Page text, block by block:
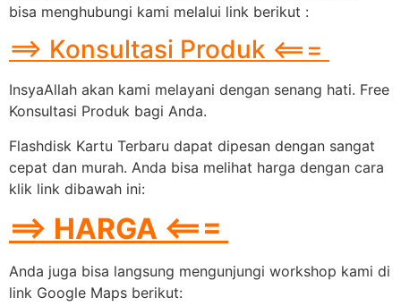
bisa menghubungi kami melalui link berikut :
==> Konsultasi Produk <===
InsyaAllah akan kami melayani dengan senang hati. Free
Konsultasi Produk bagi Anda.
Flashdisk Kartu Terbaru dapat dipesan dengan sangat
cepat dan murah. Anda bisa melihat harga dengan cara
klik link dibawah ini:
==> HARGA <===
Anda juga bisa langsung mengunjungi workshop kami di
link Google Maps berikut: